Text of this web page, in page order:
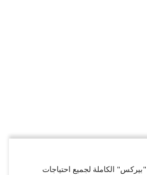
الكاملة لجميع احتياجات